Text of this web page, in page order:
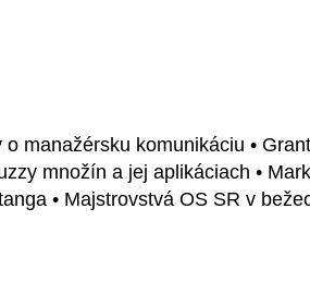
manažérsku komunikáciu •
množín a jej aplikáciach •
• Majstrovstvá OS SR v